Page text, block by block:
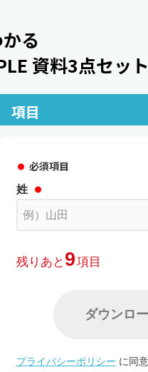
る
資料3点セット
項目